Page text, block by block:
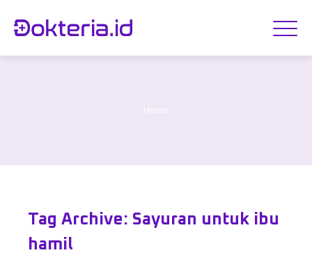
Home
Tag Archive: Sayuran untuk ibu
hamil